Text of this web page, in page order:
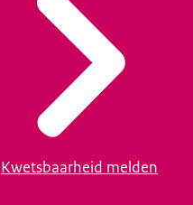
Kwetsbaarheid melden